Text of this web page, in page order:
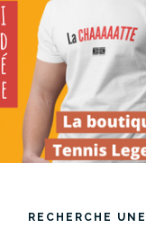
RECHERCHE